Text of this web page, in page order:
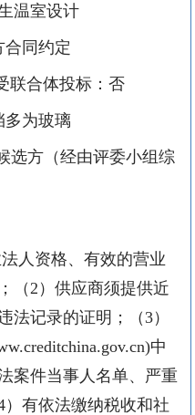
温室设计
合同约定
联合体投标：否
多为玻璃
选方（经由评委小组综
人资格、有效的营业
；（ 2）供应商须提供近
法记录的证明；（3）
中
案件当事人名单、严重
有依法缴纳税收和社